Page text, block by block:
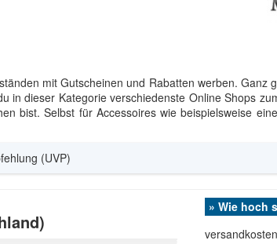
mit Gutscheinen und Rabatten werben. Ganz
dieser Kategorie verschiedenste Online Shops
bist. Selbst für Accessoires wie beispielsweise
(UVP)
» Wie hoch